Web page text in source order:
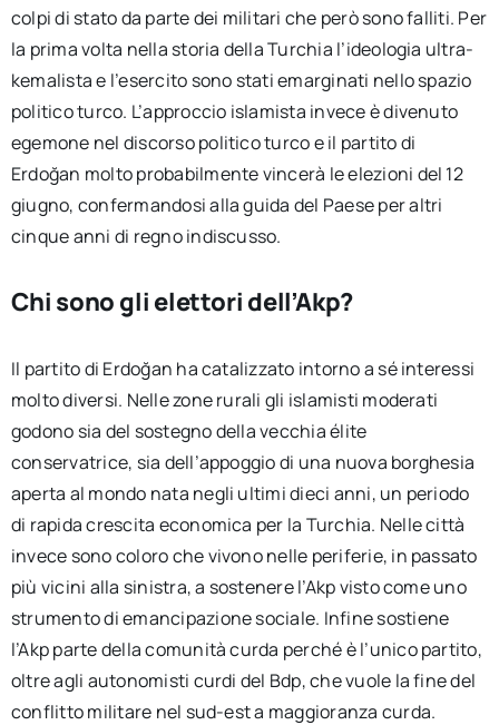
colpi di stato da parte dei militari che però sono falliti. Per
la prima volta nella storia della Turchia l’ideologia ultra-
kemalista e l’esercito sono stati emarginati nello spazio
politico turco. L’approccio islamista invece è divenuto
egemone nel discorso politico turco e il partito di
Erdoğan molto probabilmente vincerà le elezioni del 12
giugno, confermandosi alla guida del Paese per altri
cinque anni di regno indiscusso.
Chi sono gli elettori dell’Akp?
Il partito di Erdoğan ha catalizzato intorno a sé interessi
molto diversi. Nelle zone rurali gli islamisti moderati
godono sia del sostegno della vecchia élite
conservatrice, sia dell’appoggio di una nuova borghesia
aperta al mondo nata negli ultimi dieci anni, un periodo
di rapida crescita economica per la Turchia. Nelle città
invece sono coloro che vivono nelle periferie, in passato
più vicini alla sinistra, a sostenere l’Akp visto come uno
strumento di emancipazione sociale. Infine sostiene
l’Akp parte della comunità curda perché è l’unico partito,
oltre agli autonomisti curdi del Bdp, che vuole la fine del
conflitto militare nel sud-est a maggioranza curda.